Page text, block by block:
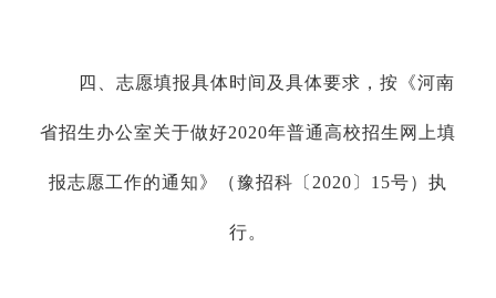
四、志愿填报具体时间及具体要求，按《河南
省招生办公室关于做好2020年普通高校招生网上填
报志愿工作的通知》（豫招科〔2020〕15号）执
行。